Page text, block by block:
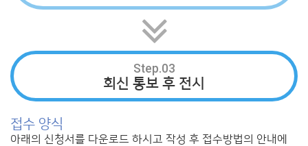
Step.03
회신 통보 후 전시
접수 양식
아래의 신청서를 다운로드 하시고 작성 후 접수방법의 안내에